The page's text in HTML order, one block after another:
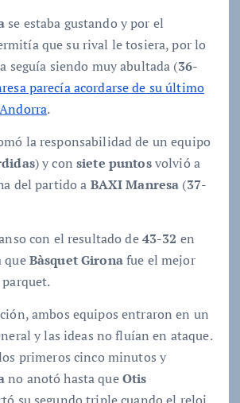
se estaba gustando y por el
que su rival le tosiera, por lo
seguía siendo muy abultada (36-
parecía acordarse de su último
.
la responsabilidad de un equipo
) y consiete puntosvolvió a
del partido a BAXI Manresa (37-
con el resultado de43-32 en
queBàsquetGironafue el mejor
ambos equipos entraron en un
y las ideas no fluían en ataque.
primeros cinco minutos y
no anotó hasta queOtis